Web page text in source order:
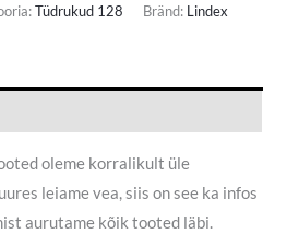
Tüdrukud 128 Bränd: Lindex
oleme korralikult üle
leiame vea, siis on see ka infos
aurutame kõik tooted läbi.